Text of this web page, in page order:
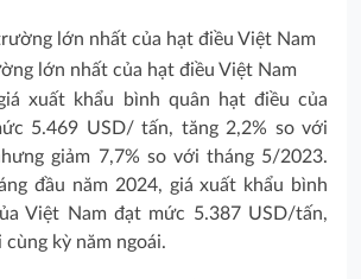
lớn nhất của hạt điều Việt Nam
xuất khẩu bình quân hạt điều của
5.469 USD/ tấn, tăng 2,2% so với
giảm 7,7% so với tháng 5/2023.
đầu năm 2024, giá xuất khẩu bình
Việt Nam đạt mức 5.387 USD/tấn,
cùng kỳ năm ngoái.